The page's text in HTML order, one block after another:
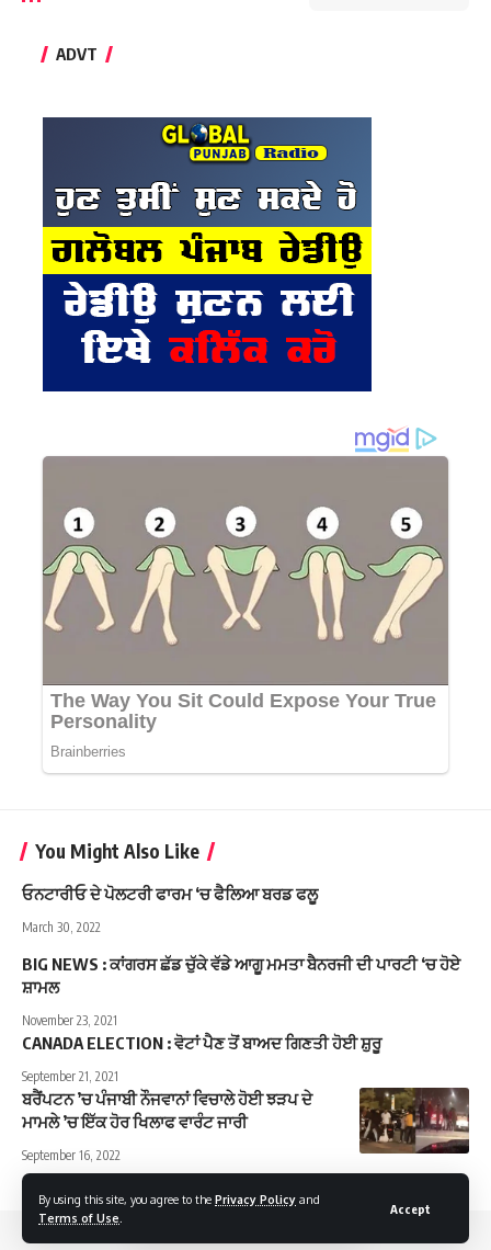
By using this site, you agree to the Privacy Policy and
Terms of Use
Accept
ADVT
You Might Also Like
ਓਨਟਾਰੀਓ ਦੇ ਪੋਲਟਰੀ ਫਾਰਮ ‘ਚ ਫੈਲਿਆ ਬਰਡ ਫਲੂ
March 30, 2022
BIG NEWS : ਕਾਂਗਰਸ ਛੱਡ ਚੁੱਕੇ ਵੱਡੇ ਆਗੂ ਮਮਤਾ ਬੈਨਰਜੀ ਦੀ ਪਾਰਟੀ ‘ਚ ਹੋਏ
ਸ਼ਾਮਲ
November 23, 2021
CANADA ELECTION : ਵੋਟਾਂ ਪੈਣ ਤੋਂ ਬਾਅਦ ਗਿਣਤੀ ਹੋਈ ਸ਼ੁਰੂ
September 21, 2021
ਬਰੈਂਪਟਨ ’ਚ ਪੰਜਾਬੀ ਨੌਜਵਾਨਾਂ ਵਿਚਾਲੇ ਹੋਈ ਝੜਪ ਦੇ
ਮਾਮਲੇ ’ਚ ਇੱਕ ਹੋਰ ਖਿਲਾਫ ਵਾਰੰਟ ਜਾਰੀ
September 16, 2022